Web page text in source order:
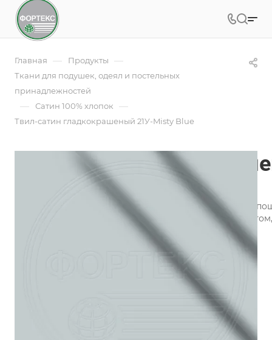
Главная — Продукты —
Ткани для подушек, одеял и постельных
принадлежностей
— Сатин 100% хлопок —
Твил-сатин гладкокрашеный 21У-Misty Blue
Твил-сатин
21У-Misty Blue 13-4405
Ткань Твил-сатин гладкокрашеный используется для
Преимущества ткани твил-сатин гладкокрашеный в
презентабельность сохраняется надолго.